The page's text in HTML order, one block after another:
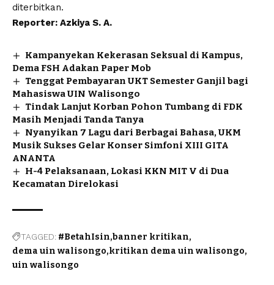
diterbitkan.
Reporter: Azkiya S. A.
Kampanyekan Kekerasan Seksual di Kampus,
Dema FSH Adakan Paper Mob
Tenggat Pembayaran UKT Semester Ganjil bagi
Mahasiswa UIN Walisongo
Tindak Lanjut Korban Pohon Tumbang di FDK
Masih Menjadi Tanda Tanya
Nyanyikan 7 Lagu dari Berbagai Bahasa, UKM
Musik Sukses Gelar Konser Simfoni XIII GITA
ANANTA
H-4 Pelaksanaan, Lokasi KKN MIT V di Dua
Kecamatan Direlokasi
TAGGED: #BetahIsin banner kritikan
dema uin walisongo kritikan dema uin walisongo
uin walisongo